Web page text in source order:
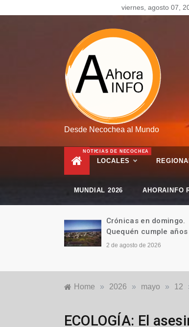
to
viernes, agosto 07,
Desde Necochea al Mundo
LOCALES
NOTICIAS DE NECOCHEA
MUNDIAL 2026 AHORAINFO
Crónicas en domingo.
¡Y ES TAN, PERO TAN
FÁCIL!
Home » 2026 » mayo » 12
Ecología
ECOLOGÍA: El